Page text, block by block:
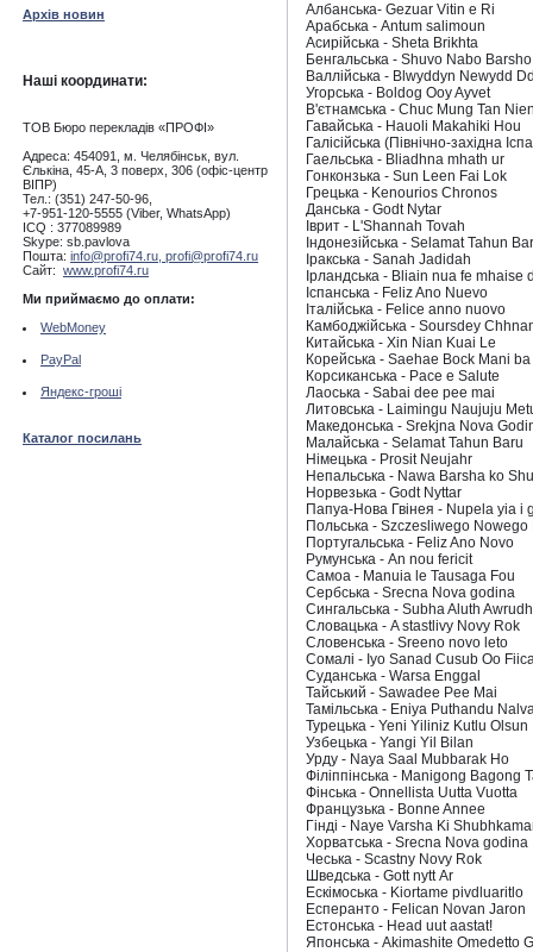
Архів новин
Наші координати:
ТОВ Бюро перекладів «ПРОФІ»
Адреса: 454091, м. Челябінськ, вул.
Єлькіна, 45-А, 3 поверх, 306 (офіс-центр
ВІПР)
Тел.: (351) 247-50-96,
+7-951-120-5555 (Viber, WhatsApp)
ICQ : 377089989
Skype: sb.pavlova
Пошта: info@profi74.ru, profi@profi74.ru
Сайт: www.profi74.ru
Ми приймаємо до оплати:
WebMoney
PayPal
Яндекс-гроші
Каталог посилань
Албанська- Gezuar Vitin e Ri
Арабська - Antum salimoun
Асирійська - Sheta Brikhta
Бенгальська - Shuvo Nabo Barsho
Валлійська - Blwyddyn Newydd
Угорська - Boldog Ooy Ayvet
В'єтнамська - Chuc Mung Tan
Гавайська - Hauoli Makahiki Hou
Галісійська (Північно-західна
Гаельська - Bliadhna mhath ur
Гонконзька - Sun Leen Fai Lok
Грецька - Kenourios Chronos
Данська - Godt Nytаr
Іврит - L'Shannah Tovah
Індонезійська - Selamat Tahun
Іракська - Sanah Jadidah
Ірландська - Bliain nua fe mhaise
Іспанська - Feliz Ano Nuevo
Італійська - Felice anno nuovo
Камбоджійська - Soursdey
Китайська - Xin Nian Kuai Le
Корейська - Saehae Bock Mani
Корсиканська - Pace e Salute
Лаоська - Sabai dee pee mai
Литовська - Laimingu Naujuju
Македонська - Srekjna Nova
Малайська - Selamat Tahun Baru
Німецька - Prosit Neujahr
Непальська - Nawa Barsha ko
Норвезька - Godt Nyttаr
Папуа-Нова Гвінея - Nupela yia i
Польська - Szczesliwego Nowego
Португальська - Feliz Ano Novo
Румунська - An nou fericit
Самоа - Manuia le Tausaga Fou
Сербська - Srecna Nova godina
Сингальська - Subha Aluth
Словацька - A stastlivy Novy Rok
Словенська - Sreeno novo leto
Сомалі - Iyo Sanad Cusub Oo
Суданська - Warsa Enggal
Тайський - Sawadee Pee Mai
Тамільська - Eniya Puthandu
Турецька - Yeni Yiliniz Kutlu Olsun
Узбецька - Yangi Yil Bilan
Урду - Naya Saal Mubbarak Ho
Філіппінська - Manigong Bagong
Фінська - Onnellista Uutta Vuotta
Французька - Bonne Annee
Гінді - Naye Varsha Ki
Хорватська - Srecna Nova godina
Чеська - Scastny Novy Rok
Шведська - Gott nytt Аr
Ескімоська - Kiortame pivdluaritlo
Есперанто - Felican Novan Jaron
Естонська - Head uut aastat!
Японська - Akimashite Omedetto